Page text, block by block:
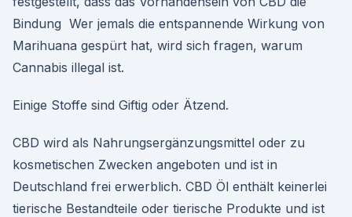
Bindung Wer jemals die entspannende Wirkung von
Marihuana gespürt hat, wird sich fragen, warum
Cannabis illegal ist.
Einige Stoffe sind Giftig oder Ätzend.
CBD wird als Nahrungsergänzungsmittel oder zu
kosmetischen Zwecken angeboten und ist in
Deutschland frei erwerblich. CBD Öl enthält keinerlei
tierische Bestandteile oder tierische Produkte und ist